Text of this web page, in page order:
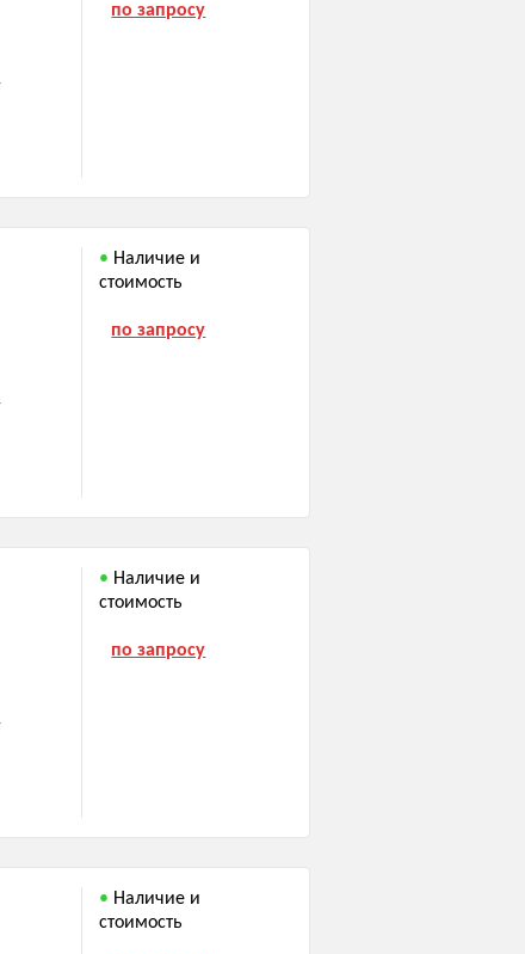
по запросу
Наличие и
стоимость
по запросу
Наличие и
стоимость
по запросу
Наличие и
стоимость